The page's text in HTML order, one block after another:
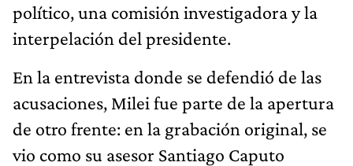
político, una comisión investigadora y la
interpelación del presidente.
En la entrevista donde se defendió de las
acusaciones, Milei fue parte de la apertura
de otro frente: en la grabación original, se
vio como su asesor Santiago Caputo